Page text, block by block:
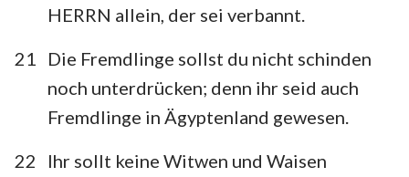
HERRN allein, der sei verbannt.
21
Die Fremdlinge sollst du nicht schinden
noch unterdrücken; denn ihr seid auch
Fremdlinge in Ägyptenland gewesen.
22
Ihr sollt keine Witwen und Waisen